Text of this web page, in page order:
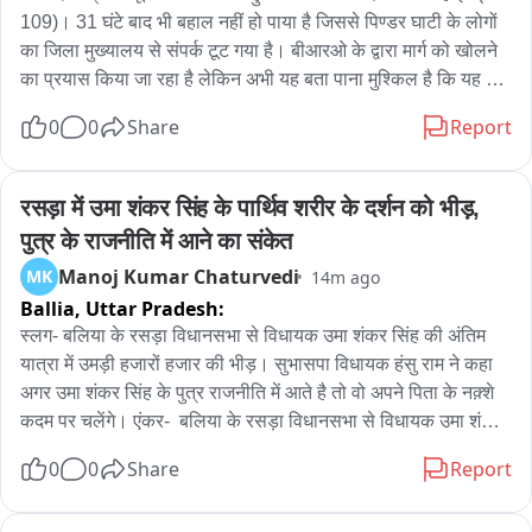
109)। 31 घंटे बाद भी बहाल नहीं हो पाया है जिससे पिण्डर घाटी के लोगों
का जिला मुख्यालय से संपर्क टूट गया है। बीआरओ के द्वारा मार्ग को खोलने
का प्रयास किया जा रहा है लेकिन अभी यह बता पाना मुश्किल है कि यह
जोखिम में डालकर पैदल ही आवाजाही करने को मजबूर हैं। चट्टान खिसकने
है। बताया जा रहा है कि आज शाम तक बिजली की व्यवस्था बहाल कर दी
जाएगी। इसके लिए बिजली विभाग के 18 कर्मचारी लाइन ठीक कर रहे हैं।
बताया जा रहा है कि इस आपदा में बिजली विभाग को 10 से 12 लाख का
नुकसान हुआ है。
0 0 Share Report
रसड़ा में उमा शंकर सिंह के पार्थिव शरीर के दर्शन को भीड़,
पुत्र के राजनीति में आने का संकेत
MK Manoj Kumar Chaturvedi 14m ago
Ballia, Uttar Pradesh:
स्लग- बलिया के रसड़ा विधानसभा से विधायक उमा शंकर सिंह की अंतिम
यात्रा में उमड़ी हजारों हजार की भीड़। सुभासपा विधायक हंसु राम ने कहा
अगर उमा शंकर सिंह के पुत्र राजनीति में आते है तो वो अपने पिता के नक़्शे
कदम पर चलेंगे। एंकर-  बलिया के रसड़ा विधानसभा से विधायक उमा शंकर
अंतिम-final दर्शन के लिए उनके चाहने वालों की भीड़ लगी हुई है। हर कोई
0 0 Share Report